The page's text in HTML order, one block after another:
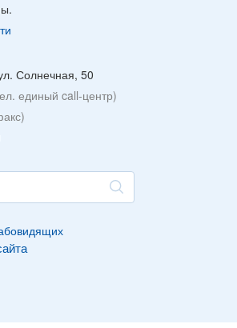
Солнечная, 50
единый call-центр)